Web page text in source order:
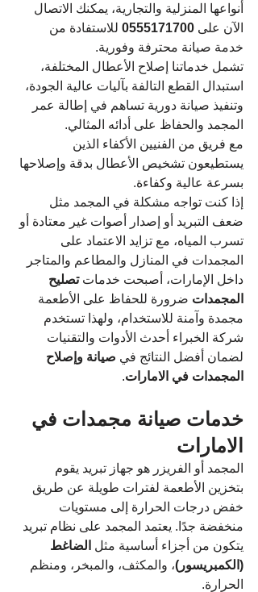
أنواعها المنزلية والتجارية، يمكنك الاتصال
الآن على 0555171700 للاستفادة من
خدمة صيانة محترفة وفورية.
تشمل خدماتنا إصلاح الأعطال المختلفة،
استبدال القطع التالفة بآليات عالية الجودة،
وتنفيذ صيانة دورية تساهم في إطالة عمر
المجمد والحفاظ على أدائه المثالي.
مع فريق من الفنيين الأكفاء الذين
يستطيعون تشخيص الأعطال بدقة وإصلاحها
بسرعة عالية وكفاءة.
إذا كنت تواجه مشكلة في المجمد مثل
ضعف التبريد أو إصدار أصوات غير معتادة أو
تسرب المياه، مع تزايد الاعتماد على
المجمدات في المنازل والمطاعم والمتاجر
داخل الإمارات، أصبحت خدمات تصليح
المجمدات ضرورة للحفاظ على الأطعمة
مجمدة وآمنة للاستخدام، ولهذا تستخدم
شركة الخبراء أحدث الأدوات والتقنيات
لضمان أفضل النتائج في صيانة وإصلاح
المجمدات في الامارات.
خدمات صيانة مجمدات في
الامارات
المجمد أو الفريزر هو جهاز تبريد يقوم
بتخزين الأطعمة لفترات طويلة عن طريق
خفض درجات الحرارة إلى مستويات
منخفضة جدًا. يعتمد المجمد على نظام تبريد
يتكون من أجزاء أساسية مثل الضاغط
(الكمبريسور)، والمكثف، والمبخر، ومنظم
الحرارة.